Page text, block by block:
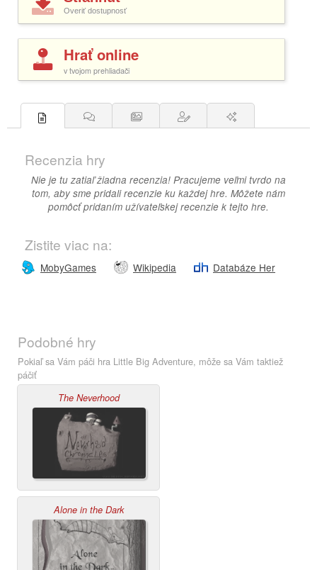
Overiť dostupnosť
Hrať online
v tvojom prehliadači
Recenzia hry
Nie je tu zatiaľ žiadna recenzia! Pracujeme veľmi tvrdo na
tom, aby sme pridali recenzie ku každej hre. Môžete nám
pomôcť pridaním užívateľskej recenzie k tejto hre.
Zistite viac na:
MobyGames Wikipedia Databáze Her
Podobné hry
Pokiaľ sa Vám páči hra Little Big Adventure, môže sa Vám taktiež
páčiť
The Neverhood
Alone in the Dark